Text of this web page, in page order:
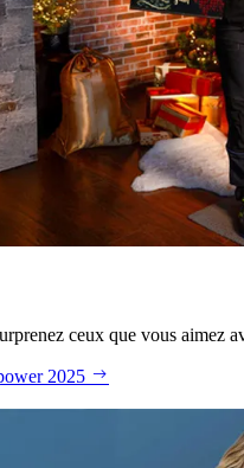
ceux que vous aimez
2025